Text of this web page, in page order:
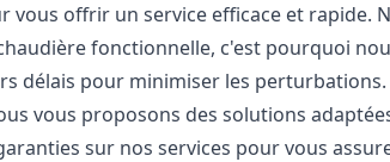
vous offrir un service efficace et rapide.
fonctionnelle, c'est pourquoi
délais pour minimiser les
vous proposons des solutions
sur nos services pour vous